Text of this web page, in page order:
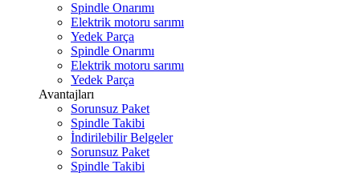
Spindle Onarımı
Elektrik motoru sarımı
Yedek Parça
Spindle Onarımı
Elektrik motoru sarımı
Yedek Parça
Avantajları
Sorunsuz Paket
Spindle Takibi
İndirilebilir Belgeler
Sorunsuz Paket
Spindle Takibi